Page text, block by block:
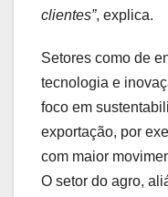
clientes”, explica.
Setores como de
tecnologia e
foco em
exportação, por
com maior
O setor do agro,